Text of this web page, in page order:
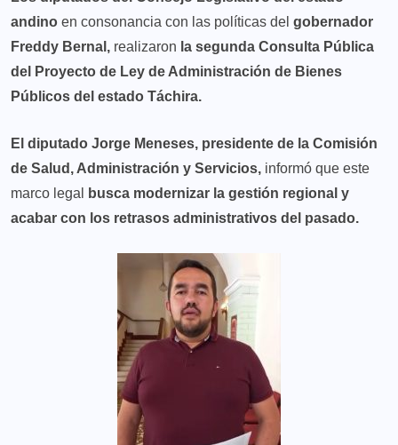
andino en consonancia con las políticas del gobernador
Freddy Bernal, realizaron la segunda Consulta Pública
del Proyecto de Ley de Administración de Bienes
Públicos del estado Táchira.
El diputado Jorge Meneses, presidente de la Comisión
de Salud, Administración y Servicios, informó que este
marco legal
busca modernizar la gestión regional y
acabar con los retrasos administrativos del pasado.